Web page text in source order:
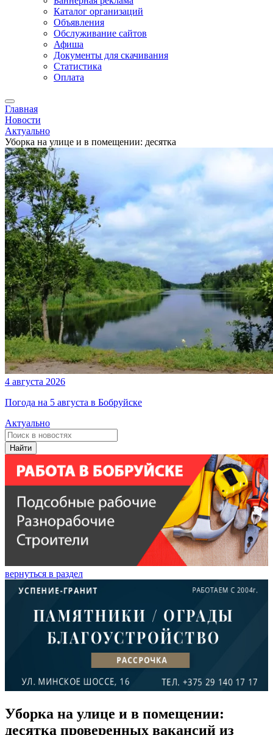
Каталог организаций
Объявления
Обслуживание сайтов
Афиша
Документы для скачивания
Статистика
Оплата
Главная
Новости
Актуально
Уборка на улице и в помещении: десятка
4 августа 2026
Погода на 5 августа в Бобруйске
Актуально
Найти
вернуться в раздел
Уборка на улице и в помещении:
десятка проверенных вакансий из